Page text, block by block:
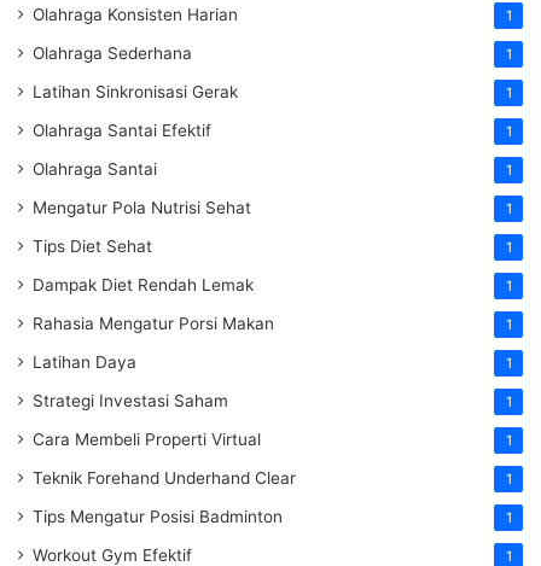
Olahraga Konsisten Harian 1
Olahraga Sederhana 1
Latihan Sinkronisasi Gerak 1
Olahraga Santai Efektif 1
Olahraga Santai 1
Mengatur Pola Nutrisi Sehat 1
Tips Diet Sehat 1
Dampak Diet Rendah Lemak 1
Rahasia Mengatur Porsi Makan 1
Latihan Daya 1
Strategi Investasi Saham 1
Cara Membeli Properti Virtual 1
Teknik Forehand Underhand Clear 1
Tips Mengatur Posisi Badminton 1
Workout Gym Efektif 1